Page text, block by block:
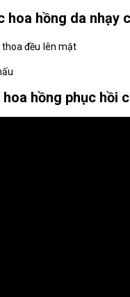
hoa hồng da nhạy
thoa đều lên mặt
hồng phục hồi